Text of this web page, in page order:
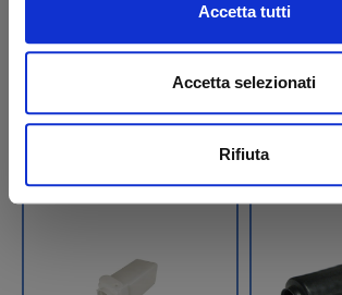
Accetta tutti
Accetta selezionati
Rifiuta
€ 189,05+VAT
To order
Buy
€